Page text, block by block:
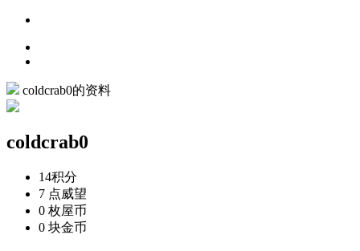
coldcrab0的资料
coldcrab0
14积分
7 点威望
0 枚屋币
0 块金币